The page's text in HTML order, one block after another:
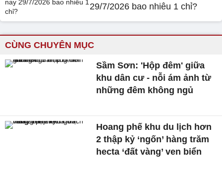
29/7/2026 bao nhiêu 1 chỉ?
CÙNG CHUYÊN MỤC
Sầm Sơn: 'Hộp đêm' giữa
khu dân cư - nỗi ám ảnh từ
những đêm không ngủ
Hoang phế khu du lịch hơn
2 thập kỷ ‘ngốn’ hàng trăm
hecta ‘đất vàng’ ven biển